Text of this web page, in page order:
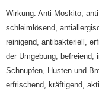
全家純取貨 (先付款
每筆NT$80，滿
7-11取貨付款
每筆NT$80，滿
Wirkung: Anti-Moskito,
schleimlösend,
reinigend, antibakteriell,
der Umgebung, befreiend,
Schnupfen, Husten und
erfrischend, kräftigend,